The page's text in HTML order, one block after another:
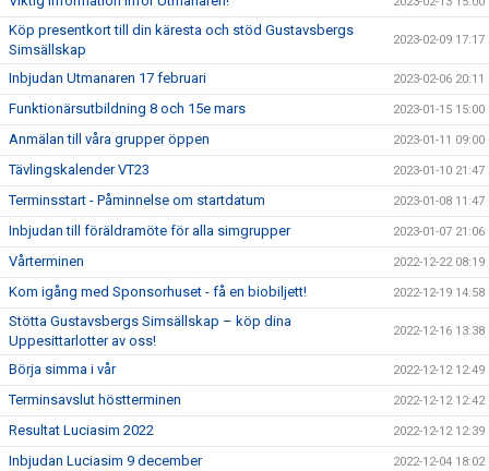
Köp presentkort till din käresta och stöd Gustavsbergs
Simsällskap
2023-02-09 17:17
Inbjudan Utmanaren 17 februari 2023-02-06 20:11
Funktionärsutbildning 8 och 15e mars 2023-01-15 15:00
Anmälan till våra grupper öppen 2023-01-11 09:00
Tävlingskalender VT23 2023-01-10 21:47
Terminsstart - Påminnelse om startdatum 2023-01-08 11:47
Inbjudan till föräldramöte för alla simgrupper 2023-01-07 21:06
Vårterminen 2022-12-22 08:19
Kom igång med Sponsorhuset - få en biobiljett! 2022-12-19 14:58
Stötta Gustavsbergs Simsällskap – köp dina
Uppesittarlotter av oss!
2022-12-16 13:38
Börja simma i vår 2022-12-12 12:49
Terminsavslut höstterminen 2022-12-12 12:42
Resultat Luciasim 2022 2022-12-12 12:39
Inbjudan Luciasim 9 december 2022-12-04 18:02